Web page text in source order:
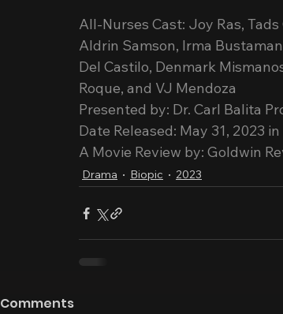
All-Nurses Cast: Joy Ras,
Aldrin Samson, Irma
Del Castilo, Denmark
Roque, and VJ Mendoza
Presented by: Dr. Carl Balita
Date Released: May 31, 2023
A Movie Review by: Goldwin
Drama Biopic 2023
Comments